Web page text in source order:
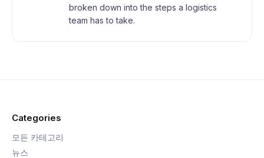
broken down into the steps a logistics
team has to take.
Categories
모든 카테고리
뉴스